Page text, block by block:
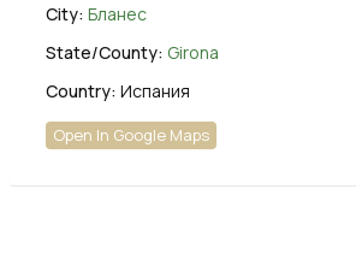
City: Бланес
State/County: Girona
Country: Испания
Open In Google Maps